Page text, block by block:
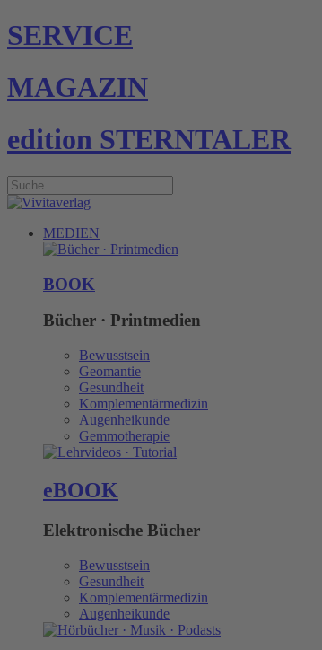
SERVICE
MAGAZIN
edition STERNTALER
MEDIEN
BOOK
Bücher · Printmedien
Bewusstsein
Geomantie
Gesundheit
Komplementärmedizin
Augenheikunde
Gemmotherapie
eBOOK
Elektronische Bücher
Bewusstsein
Gesundheit
Komplementärmedizin
Augenheikunde